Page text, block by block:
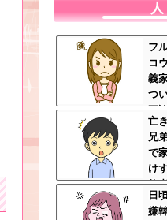
フ
コ
義
つ
正
け
亡
兄
で
け
約
羅
日
嫌